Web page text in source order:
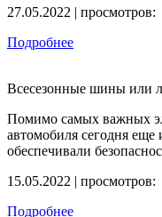
27.05.2022 | просмотров:
Подробнее
Всесезонные шины или
Помимо самых важных
автомобиля сегодня
обеспечивали
15.05.2022 | просмотров:
Подробнее